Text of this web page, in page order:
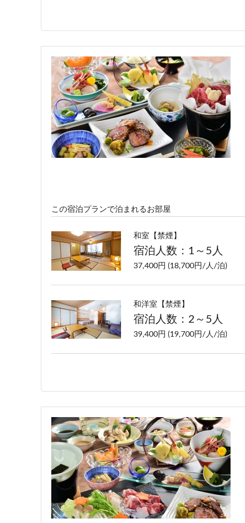
特別室【禁煙】
宿泊人数：2～4人
73,400円 (36,700円/人/泊)
この宿泊プランで泊まれるお部屋
和室【禁煙】
宿泊人数：1～5人
37,400円 (18,700円/人/泊)
和洋室【禁煙】
宿泊人数：2～5人
39,400円 (19,700円/人/泊)